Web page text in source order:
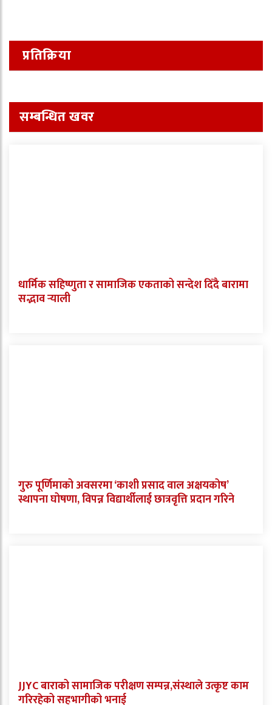
प्रतिक्रिया
सम्बन्धित खवर
धार्मिक सहिष्णुता र सामाजिक एकताको सन्देश दिँदै बारामा
सद्भाव र्‍याली
गुरु पूर्णिमाको अवसरमा ‘काशी प्रसाद वाल अक्षयकोष’
स्थापना घोषणा, विपन्न विद्यार्थीलाई छात्रवृत्ति प्रदान गरिने
JJYC बाराको सामाजिक परीक्षण सम्पन्न,संस्थाले उत्कृष्ट काम
गरिरहेको सहभागीको भनाई